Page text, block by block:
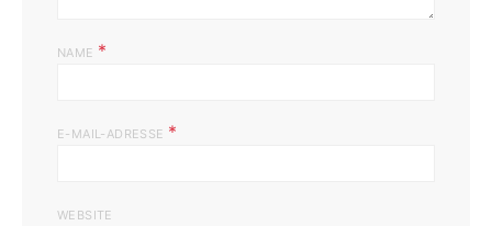
NAME *
E-MAIL-ADRESSE *
WEBSITE